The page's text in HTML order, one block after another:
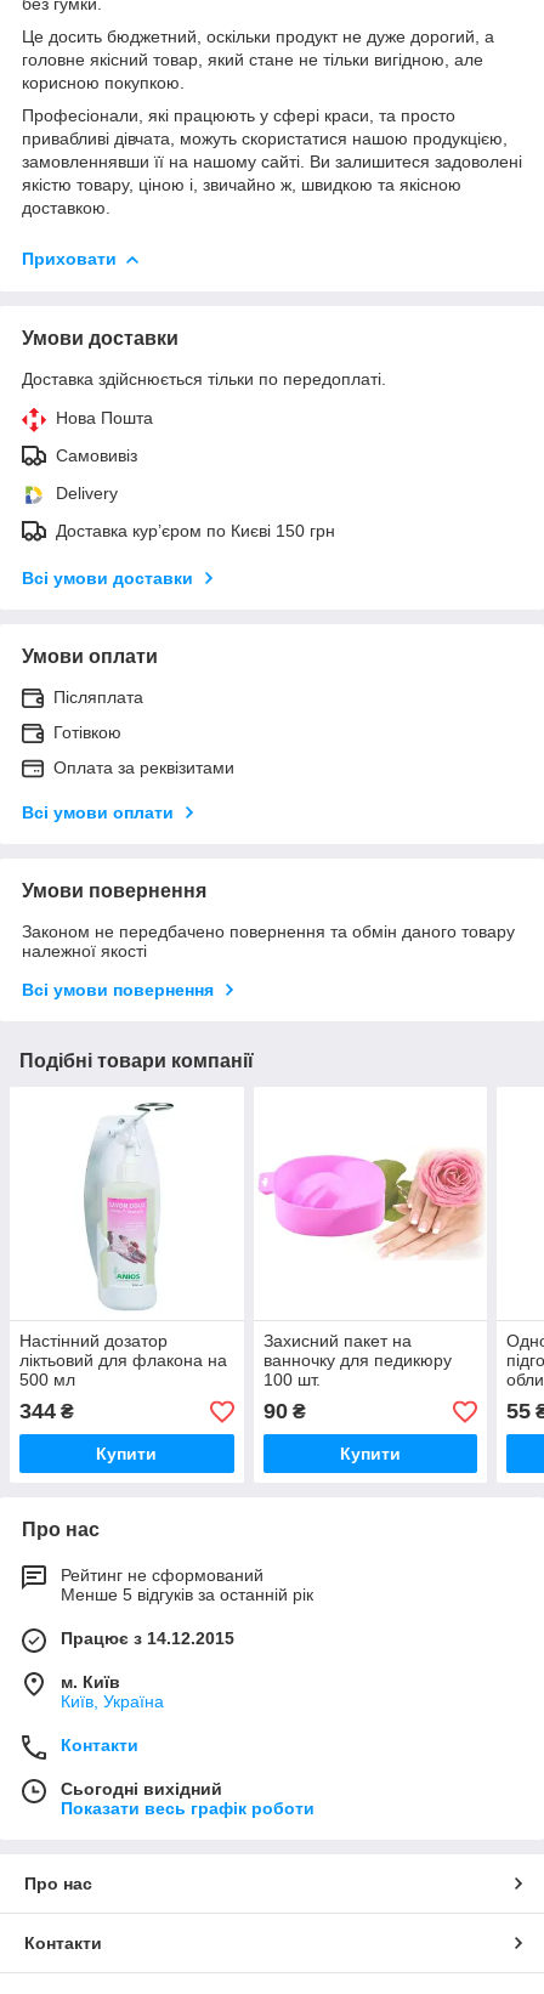
Це досить бюджетний, оскільки продукт не дуже дорогий, а
головне якісний товар, який стане не тільки вигідною, але
корисною покупкою.
Професіонали, які працюють у сфері краси, та просто
привабливі дівчата, можуть скористатися нашою продукцією,
замовленнявши її на нашому сайті. Ви залишитеся задоволені
якістю товару, ціною і, звичайно ж, швидкою та якісною
доставкою.
Приховати
Умови доставки
Доставка здійснюється тільки по передоплаті.
Нова Пошта
Самовивіз
Delivery
Доставка кур’єром по Києві 150 грн
Всі умови доставки
Умови оплати
Післяплата
Готівкою
Оплата за реквізитами
Всі умови оплати
Умови повернення
Законом не передбачено повернення та обмін даного товару
належної якості
Всі умови повернення
Подібні товари компанії
Настінний дозатор
ліктьовий для флакона на
500 мл
344 ₴
Купити
Захисний пакет на
ванночку для педикюру
100 шт.
90₴
Купити
55
Про нас
Рейтинг не сформований
Менше 5 відгуків за останній рік
Працює з 14.12.2015
м. Київ
Київ, Україна
Контакти
Сьогодні вихідний
Показати весь графік роботи
Про нас
Контакти